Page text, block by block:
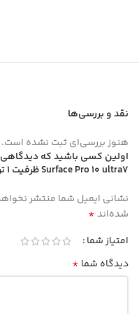
نقد و بررسی‌ها
هنوز بررسی‌ای ثبت نشده است.
اولین کسی باشید که
Surface Pro 10 ultra7 ظرفیت 1 ترابایت و رم 32 گیگابایت”
نشانی ایمیل شما منتشر
شده‌اند*
امتیاز شما
دیدگاه شما *